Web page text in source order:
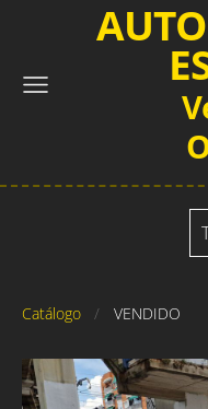
Catálogo VENDIDO